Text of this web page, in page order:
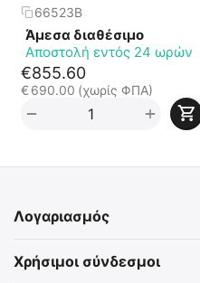
66523Β
Άμεσα διαθέσιμο
Αποστολή εντός 24 ωρών
€855.60
€ 690.00 (χωρίς ΦΠΑ)
+
−
Λογαριασμός
Χρήσιμοι σύνδεσμοι